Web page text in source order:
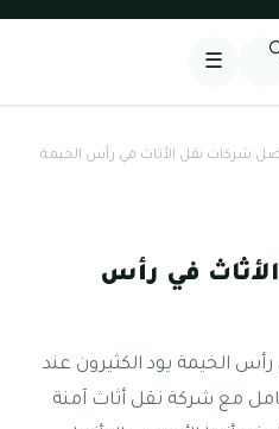
☰
شركات نقل الأثاث في رأس الخيمة
في رأس
الخيمة يود الكثيرون عند
مع شركة نقل أثاث آمنة